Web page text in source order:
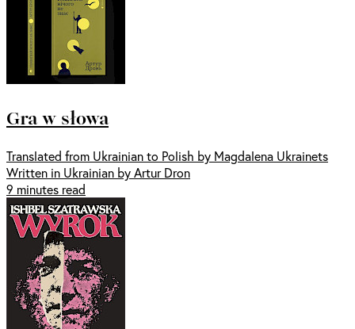
Gra w słowa
Translated from Ukrainian to Polish by Magdalena Ukrainets
Written in Ukrainian by Artur Dron
9 minutes read